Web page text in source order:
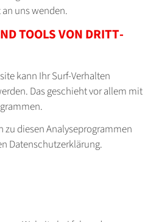
uns wenden.
TOOLS VON DRITT­
kann Ihr Surf-Verhalten
Das geschieht vor allem mit
diesen Analyseprogrammen
Datenschutzerklärung.